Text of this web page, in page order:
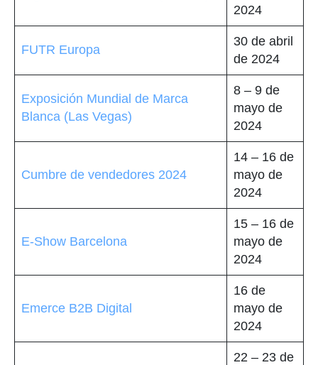
2024
FUTR Europa
30 de abril
de 2024
Exposición Mundial de Marca
Blanca (Las Vegas)
8 – 9 de
mayo de
2024
Cumbre de vendedores 2024
14 – 16 de
mayo de
2024
E-Show Barcelona
15 – 16 de
mayo de
2024
Emerce B2B Digital
16 de
mayo de
2024
22 – 23 de